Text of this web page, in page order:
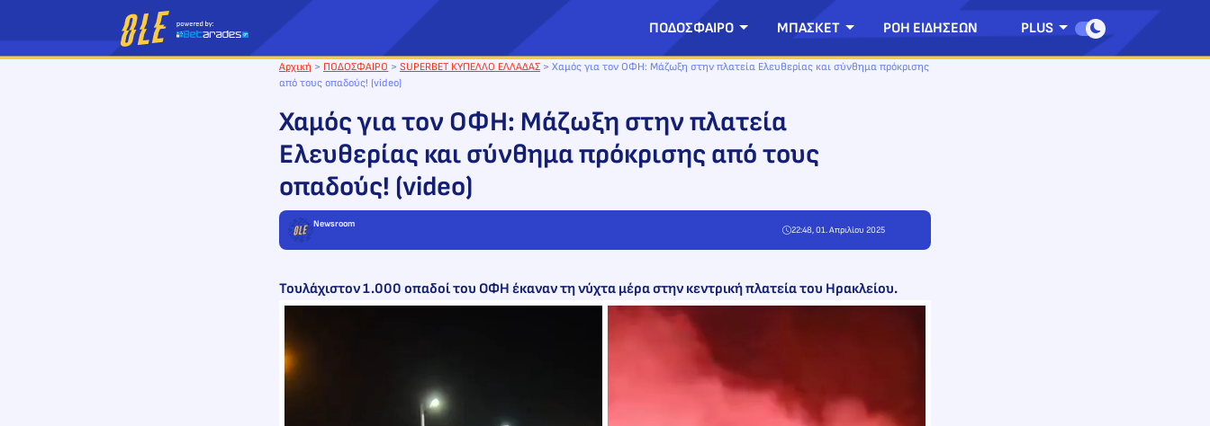
περιεχόμενο
ΠΟΔΟΣΦΑΙΡΟ ΜΠΑΣΚΕΤ ΡΟΗ ΕΙΔΗΣΕΩΝ PLUS
Αρχική > ΠΟΔΟΣΦΑΙΡΟ > SUPERBET ΚΥΠΕΛΛΟ ΕΛΛΑΔΑΣ > Χαμός για τον ΟΦΗ: Μάζωξη στην πλατεία Ελευθερίας και σύνθημα πρόκρισης
από τους οπαδούς! (video)
Χαμός για τον ΟΦΗ: Μάζωξη στην πλατεία
Ελευθερίας και σύνθημα πρόκρισης από τους
οπαδούς! (video)
Newsroom
22:48, 01. Απριλίου 2025
Τουλάχιστον 1.000 οπαδοί του ΟΦΗ έκαναν τη νύχτα μέρα στην κεντρική πλατεία του Ηρακλείου.